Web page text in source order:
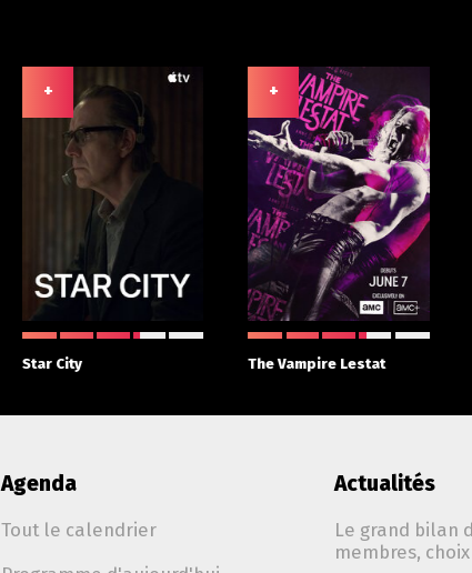
+
Star City
+
The Vampire Lestat
Agenda
Tout le calendrier
Actualités
Le grand bilan
membres,